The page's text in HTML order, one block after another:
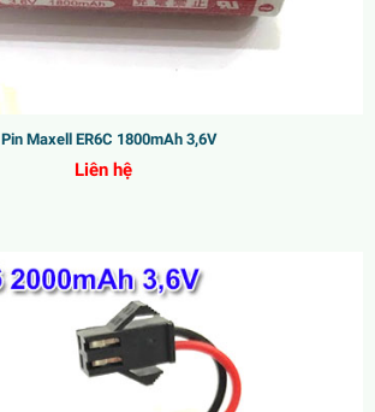
Pin Maxell ER6C 1800mAh 3,6V
Liên hệ